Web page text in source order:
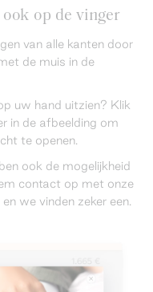
op de vinger
van alle kanten door
de muis in de
uw hand uitzien? Klik
in de afbeelding om
te openen.
ook de mogelijkheid
contact op met onze
we vinden zeker een.